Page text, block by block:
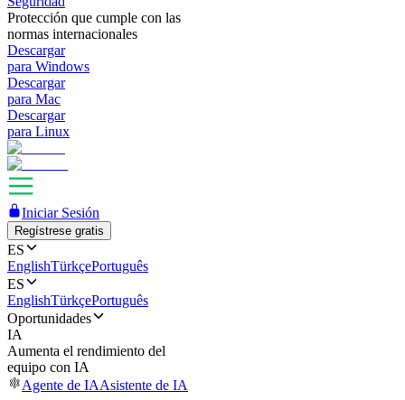
Protección que cumple con las
normas internacionales
Descargar
para Windows
Descargar
para Mac
Descargar
para Linux
Iniciar Sesión
Regístrese gratis
ES
EnglishTürkçePortuguês
ES
EnglishTürkçePortuguês
Oportunidades
IA
Aumenta el rendimiento del
equipo con IA
Agente de IAAsistente de IA